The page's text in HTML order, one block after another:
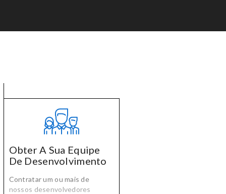
Obter A Sua Equipe
De Desenvolvimento
Contratar um ou mais de
nossos desenvolvedores